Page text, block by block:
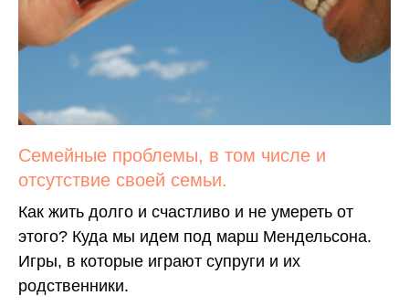
Семейные проблемы, в том числе и
отсутствие своей семьи.
Как жить долго и счастливо и не умереть от
этого? Куда мы идем под марш Мендельсона.
Игры, в которые играют супруги и их
родственники.